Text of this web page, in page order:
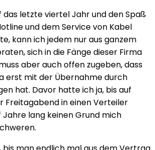
das letzte viertel Jahr und den Spaß
und dem Service von Kabel
kann ich jedem nur aus ganzem
sich in die Fänge dieser Firma
aber auch offen zugeben, dass
erst mit der Übernahme durch
hat. Davor hatte ich ja, bis auf
Freitagabend in einen Verteiler
lang keinen Grund mich